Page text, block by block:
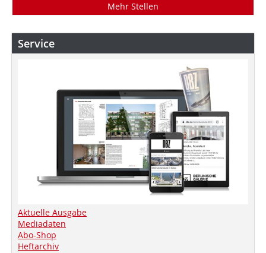
Mehr Stellen
Service
Aktuelle Ausgabe
Mediadaten
Abo-Shop
Heftarchiv